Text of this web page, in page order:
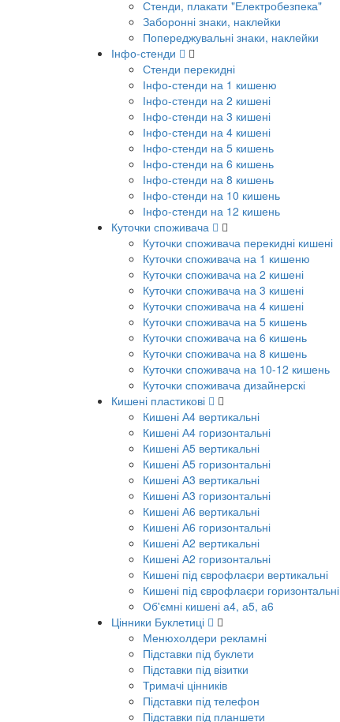
Стенди, плакати "Електробезпека"
Заборонні знаки, наклейки
Попереджувальні знаки, наклейки
Інфо-стенди
Стенди перекидні
Інфо-стенди на 1 кишеню
Інфо-стенди на 2 кишені
Інфо-стенди на 3 кишені
Інфо-стенди на 4 кишені
Інфо-стенди на 5 кишень
Інфо-стенди на 6 кишень
Інфо-стенди на 8 кишень
Інфо-стенди на 10 кишень
Інфо-стенди на 12 кишень
Куточки споживача
Куточки споживача перекидні кишені
Куточки споживача на 1 кишеню
Куточки споживача на 2 кишені
Куточки споживача на 3 кишені
Куточки споживача на 4 кишені
Куточки споживача на 5 кишень
Куточки споживача на 6 кишень
Куточки споживача на 8 кишень
Куточки споживача на 10-12 кишень
Куточки споживача дизайнерскі
Кишені пластикові
Кишені А4 вертикальні
Кишені А4 горизонтальні
Кишені А5 вертикальні
Кишені А5 горизонтальні
Кишені А3 вертикальні
Кишені А3 горизонтальні
Кишені А6 вертикальні
Кишені А6 горизонтальні
Кишені А2 вертикальні
Кишені А2 горизонтальні
Кишені під єврофлаєри вертикальні
Кишені під єврофлаєри горизонтальні
Об'ємні кишені а4, а5, а6
Цінники Буклетиці
Менюхолдери рекламні
Підставки під буклети
Підставки під візитки
Тримачі цінників
Підставки під телефон
Підставки під планшети